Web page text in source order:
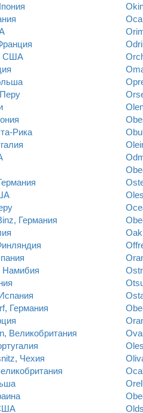
США
Рика
Германия
Намибия
Германия
Великобритания
Чехия